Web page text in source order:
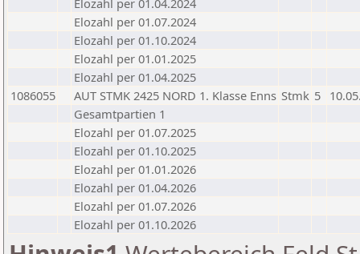
Elozahl per 01.04.2024
Elozahl per 01.07.2024
Elozahl per 01.10.2024
Elozahl per 01.01.2025
Elozahl per 01.04.2025
1086055
AUT STMK 2425 NORD 1. Klasse Enns Stmk 5
Gesamtpartien 1
Elozahl per 01.07.2025
Elozahl per 01.10.2025
Elozahl per 01.01.2026
Elozahl per 01.04.2026
Elozahl per 01.07.2026
Elozahl per 01.10.2026